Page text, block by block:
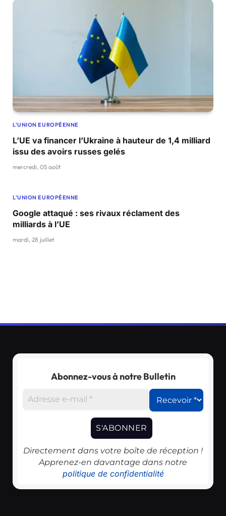
L'UNION EUROPÉENNE
L’UE va financer l’Ukraine à hauteur de 1,4 milliard
issu des avoirs russes gelés
mercredi, 05 août
L'UNION EUROPÉENNE
Google attaqué : ses rivaux réclament des
milliards à l’UE
mardi, 28 juillet
Abonnez-vous à notre Bulletin
Directement dans votre boîte de réception !
Apprenez-en davantage dans notre
politique de confidentialité